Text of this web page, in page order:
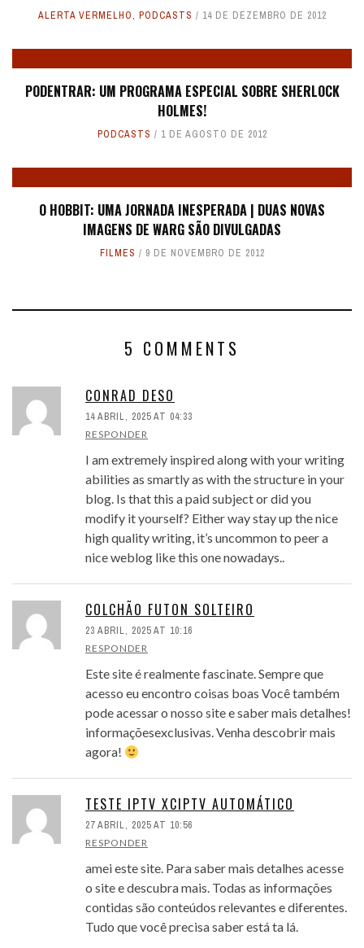
ALERTA VERMELHO, PODCASTS 14 DE DEZEMBRO DE 2012
PODENTRAR: UM PROGRAMA ESPECIAL SOBRE SHERLOCK
HOLMES!
PODCASTS 1 DE AGOSTO DE 2012
O HOBBIT: UMA JORNADA INESPERADA | DUAS NOVAS
IMAGENS DE WARG SÃO DIVULGADAS
FILMES 9 DE NOVEMBRO DE 2012
5 COMMENTS
CONRAD DESO
14 ABRIL, 2025 AT 04:33
RESPONDER
I am extremely inspired along with your writing
abilities as smartly as with the structure in your
blog. Is that this a paid subject or did you
modify it yourself? Either way stay up the nice
high quality writing, it’s uncommon to peer a
nice weblog like this one nowadays..
COLCHÃO FUTON SOLTEIRO
23 ABRIL, 2025 AT 10:16
RESPONDER
Este site é realmente fascinate. Sempre que
acesso eu encontro coisas boas Você também
pode acessar o nosso site e saber mais detalhes!
informaçõesexclusivas. Venha descobrir mais
agora!
TESTE IPTV XCIPTV AUTOMÁTICO
27 ABRIL, 2025 AT 10:56
RESPONDER
amei este site. Para saber mais detalhes acesse
o site e descubra mais. Todas as informações
contidas são conteúdos relevantes e diferentes.
Tudo que você precisa saber está ta lá.